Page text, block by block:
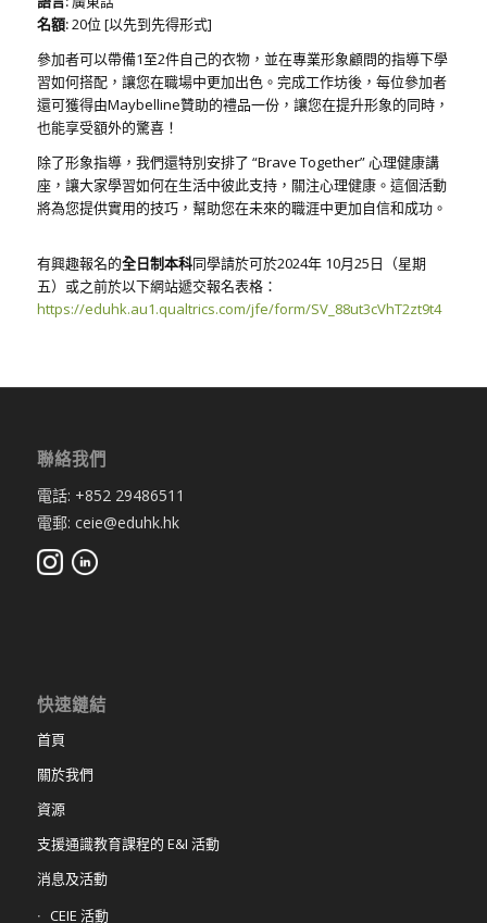
名額:20位 [以先到先得形式]
參加者可以帶備1至2件自己的衣物，並在專業形象顧問的指導下學
習如何搭配，讓您在職場中更加出色。完成工作坊後，每位參加者
還可獲得由Maybelline贊助的禮品一份，讓您在提升形象的同時，
也能享受額外的驚喜！
除了形象指導，我們還特別安排了 “Brave Together” 心理健康講
座，讓大家學習如何在生活中彼此支持，關注心理健康。這個活動
將為您提供實用的技巧，幫助您在未來的職涯中更加自信和成功。
有興趣報名的全日制本科同學請於可於2024年 10月25日（星期
五）或之前於以下網站遞交報名表格：
https://eduhk.au1.qualtrics.com/jfe/form/SV_88ut3cVhT2zt9t4
聯絡我們
電話: +852 29486511
電郵: ceie@eduhk.hk
快速鏈結
首頁
關於我們
資源
支援通識教育課程的 E&I 活動
消息及活動
CEIE 活動